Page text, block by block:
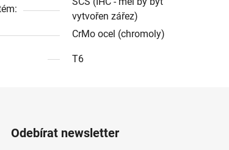
vytvořen zářez)
CrMo ocel (chromoly)
T6
Odebírat newsletter